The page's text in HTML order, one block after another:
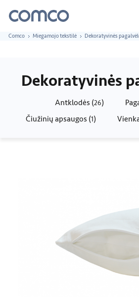
Comco Miegamojo tekstilė Dekoratyvinės
Dekoratyvinės
Antklodės (26)
Čiužinių apsaugos (1)